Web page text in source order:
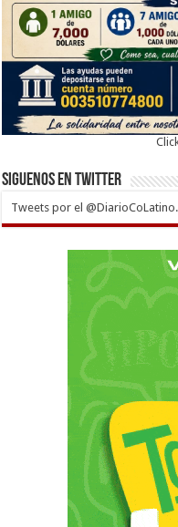
Siguenos en twitter
Tweets por el @DiarioCoLatino.